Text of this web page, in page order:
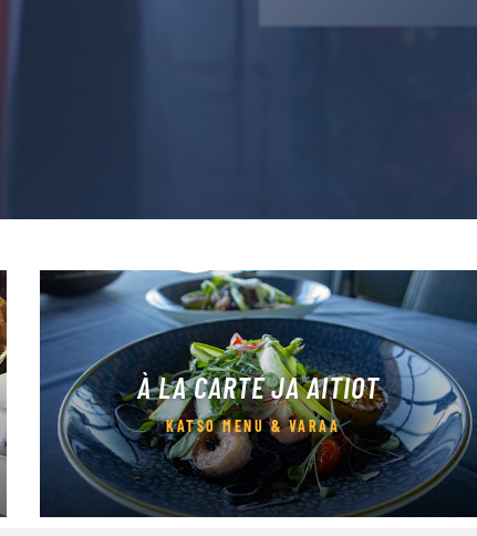
À LA CARTE JA AITIOT
KATSO MENU & VARAA